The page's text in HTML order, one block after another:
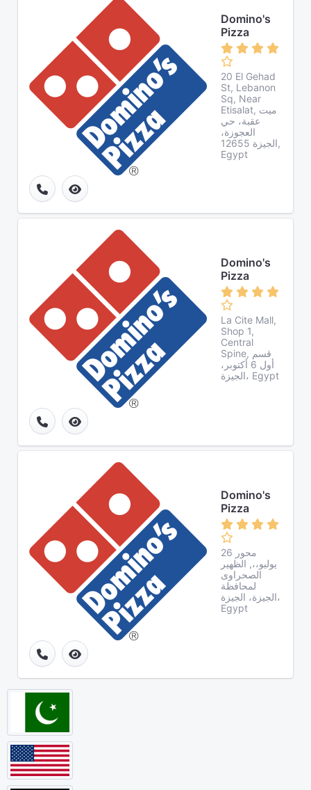
Domino's
Pizza
20 El Gehad
St, Lebanon
Sq, Near
Etisalat, ميت
عقبة، حي
العجوزة،
الجيزة 12655,
Egypt
Domino's
Pizza
La Cite Mall,
Shop 1,
Central
Spine, قسم
أول 6 أكتوبر،
الجيزة، Egypt
Domino's
Pizza
محور 26
يوليو،،, الظهير
الصحراوى
لمحافظة
الجيزة، الجيزة،
Egypt